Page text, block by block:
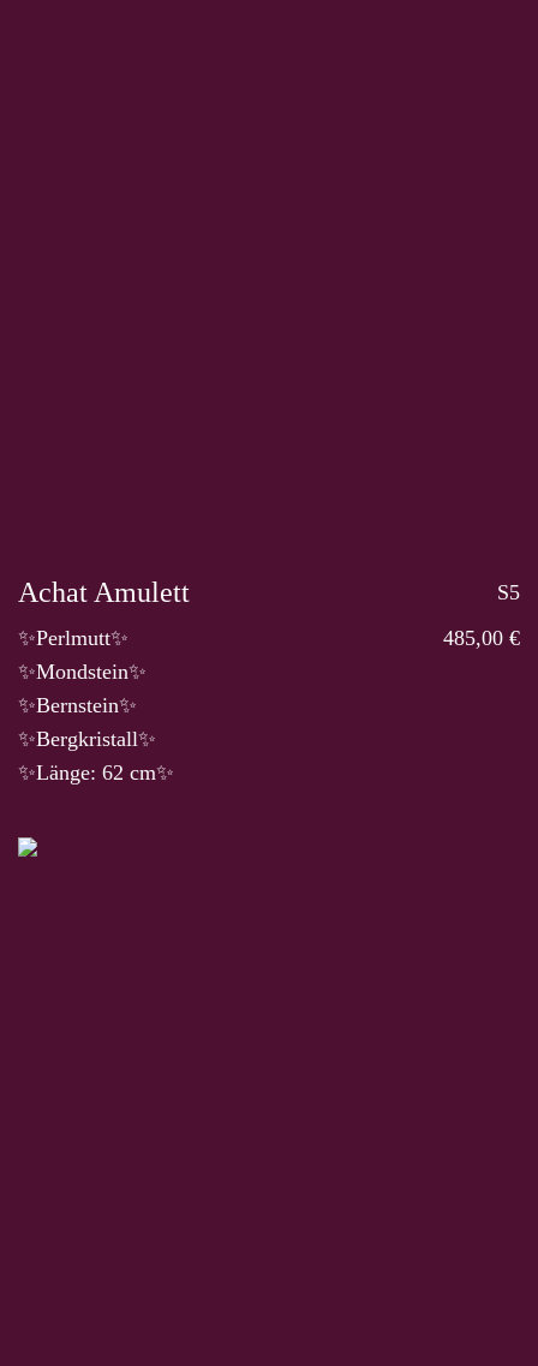
Achat Amulett
S5
✨Perlmutt✨
✨Mondstein✨
✨Bernstein✨
✨Bergkristall✨
✨Länge: 62 cm✨
485,00 €